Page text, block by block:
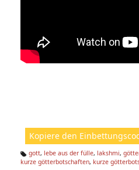
Kopiere den
Ta
gott, lebe aus der fülle, lakshmi,
kurze götterbotschaften, kurze